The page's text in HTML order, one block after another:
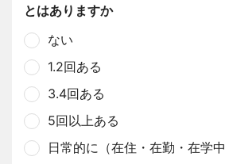
とはありますか
ない
1.2回ある
3.4回ある
5回以上ある
日常的に（在住・在勤・在学中